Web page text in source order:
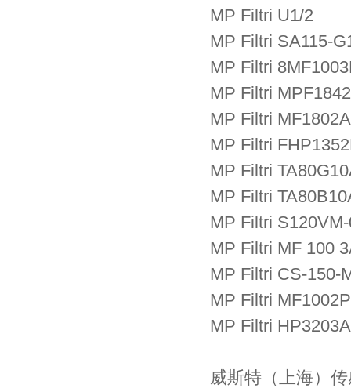
MP Filtri U1/2
MP Filtri SA115-
MP Filtri
MP Filtri
MP Filtri
MP Filtri
MP Filtri
MP Filtri
MP Filtri
MP Filtri MF 100
MP Filtri CS-150-
MP Filtri
MP Filtri
威斯特（上海）